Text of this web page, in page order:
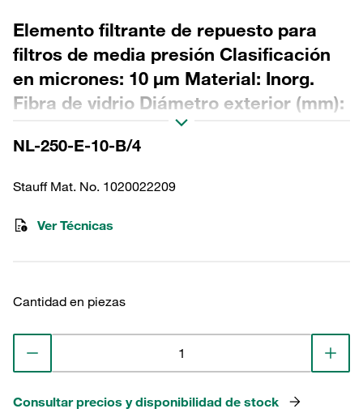
Elemento filtrante de repuesto para
filtros de media presión Clasificación
en micrones: 10 µm Material: Inorg.
Fibra de vidrio Diámetro exterior (mm):
79,8 Diámetro interior (mm): 40,2
Longitud (mm): 249 Sellado: NBR,
NL-250-E-10-B/4
Stauff Mat. No. 1020022209
Ver Técnicas
Cantidad en piezas
Consultar precios y disponibilidad de stock